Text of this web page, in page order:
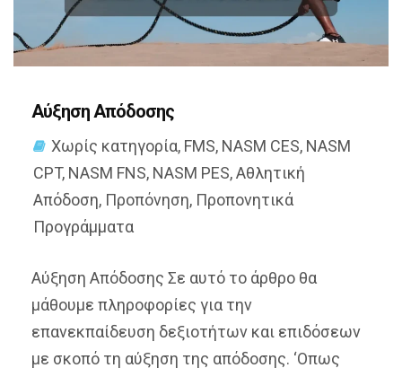
Αύξηση Απόδοσης
Χωρίς κατηγορία, FMS, NASM CES, NASM
CPT, NASM FNS, NASM PES,Αθλητική
Απόδοση, Προπόνηση, Προπονητικά
Προγράμματα
Αύξηση Απόδοσης Σε αυτό το άρθρο θα
μάθουμε πληροφορίες για την
επανεκπαίδευση δεξιοτήτων και επιδόσεων
με σκοπό τη αύξηση της απόδοσης. ‘Οπως